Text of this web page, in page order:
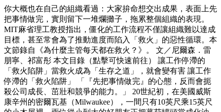
你大概也在自己的組織看過：大家拚命想交出成果，表面上先
把事情做完，實則留下一堆爛攤子，拖累整個組織的表現。
MIT麻省理工教授指出，僵化的工作流程不僅讓組織難以達成
目標，甚至常會為了推動進度而陷入「救火」的惡性循環。本
文節錄自《為什麼主管每天都在救火？》。 文／尼爾森．雷
朋寧、祁富彤 本文目錄（點擊可快速前往） 讓工作停滯的
「救火陷阱」當救火成為「生存之道」，就會變有害 讓工作
停滯的「救火陷阱」 「『先把事情做完』的心態，反而會扼
殺公司成長、茁壯和競爭的能力。」 20世紀初，在美國威斯
康辛州的密爾瓦基（Milwaukee），一間只有10英尺乘15英尺